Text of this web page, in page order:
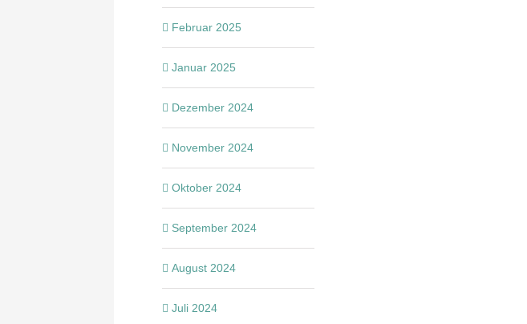
Februar 2025
Januar 2025
Dezember 2024
November 2024
Oktober 2024
September 2024
August 2024
Juli 2024